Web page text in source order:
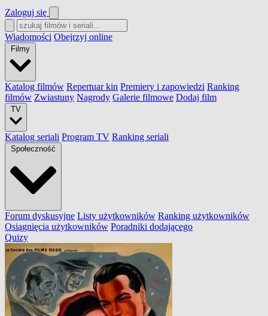
Zaloguj się
Wiadomości Obejrzyj online
Filmy
Katalog filmów Repertuar kin Premiery i zapowiedzi Ranking
filmów Zwiastuny Nagrody Galerie filmowe Dodaj film
TV
Katalog seriali Program TV Ranking seriali
Społeczność
Forum dyskusyjne Listy użytkowników Ranking użytkowników
Osiągnięcia użytkowników Poradniki dodającego
Quizy